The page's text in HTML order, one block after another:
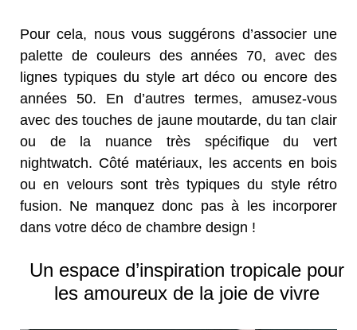
Pour cela, nous vous suggérons d’associer une
palette de couleurs des années 70, avec des
lignes typiques du style art déco ou encore des
années 50. En d’autres termes, amusez-vous
avec des touches de jaune moutarde, du tan clair
ou de la nuance très spécifique du vert
nightwatch. Côté matériaux, les accents en bois
ou en velours sont très typiques du style rétro
fusion. Ne manquez donc pas à les incorporer
dans votre déco de chambre design !
Un espace d’inspiration tropicale pour
les amoureux de la joie de vivre